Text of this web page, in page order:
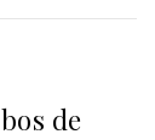
de